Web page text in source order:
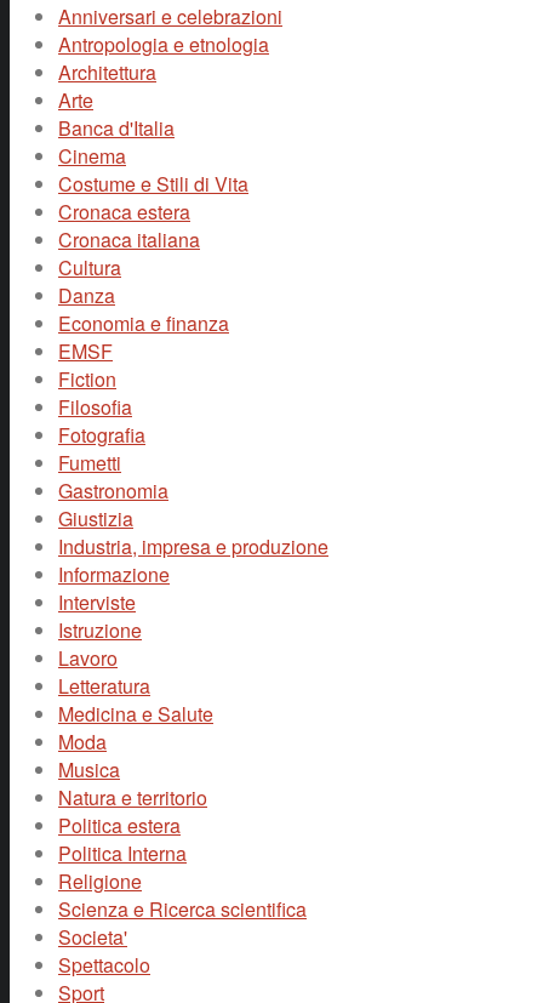
Anniversari e celebrazioni
Antropologia e etnologia
Architettura
Arte
Banca d'Italia
Cinema
Costume e Stili di Vita
Cronaca estera
Cronaca italiana
Cultura
Danza
Economia e finanza
EMSF
Fiction
Filosofia
Fotografia
Fumetti
Gastronomia
Giustizia
Industria, impresa e produzione
Informazione
Interviste
Istruzione
Lavoro
Letteratura
Medicina e Salute
Moda
Musica
Natura e territorio
Politica estera
Politica Interna
Religione
Scienza e Ricerca scientifica
Societa'
Spettacolo
Sport